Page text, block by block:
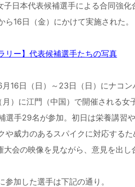
子日本代表候補選手による合同強
ら16日（金）にかけて実施された。
リー】代表候補選手たちの写真
月 16日（日）～ 23日（日）にナコ
月）に江門（中国）で開催される女
選手29名が参加。初日は栄養講習
や威力のあるスパイクに対応する
大会の映像を見ながら、意見を出
加した選手は下記の通り。